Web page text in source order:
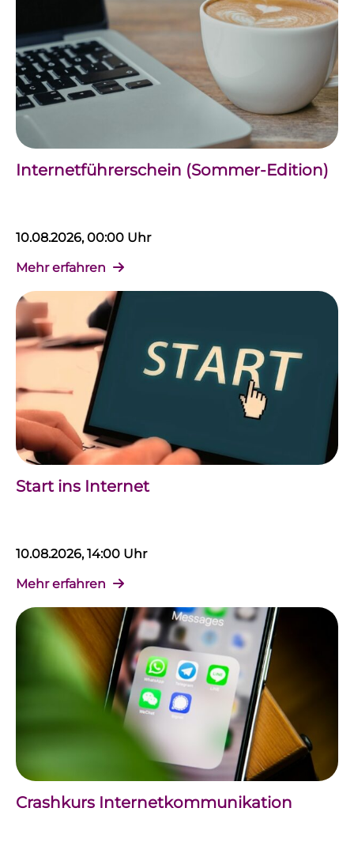
Internetführerschein (Sommer-Edition)
10.08.2026, 00:00 Uhr
Mehr erfahren
Start ins Internet
10.08.2026, 14:00 Uhr
Mehr erfahren
Crashkurs Internetkommunikation